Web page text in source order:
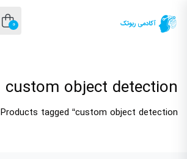
0
custom object detection
Products tagged “custom object detection”